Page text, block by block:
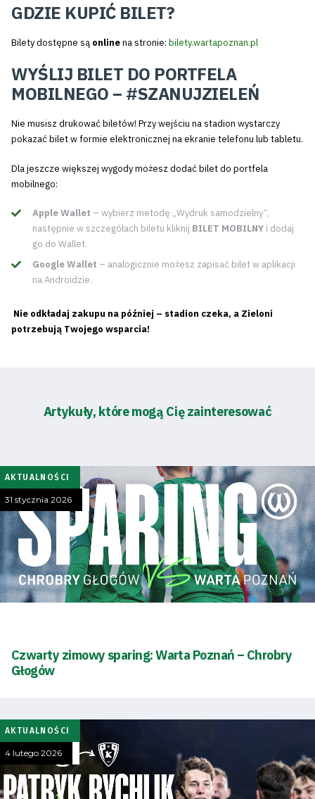
GDZIE KUPIĆ BILET?
Bilety dostępne są onlinena stronie: bilety.wartapoznan.pl
WYŚLIJ BILET DO PORTFELA
MOBILNEGO – #SZANUJZIELEŃ
Nie musisz drukować biletów! Przy wejściu na stadion wystarczy
pokazać bilet w formie elektronicznej na ekranie telefonu lub tabletu.
Dla jeszcze większej wygody możesz dodać bilet do portfela
mobilnego:
Apple Wallet – wybierz metodę „Wydruk samodzielny”,
następnie w szczegółach biletu kliknij BILET MOBILNY i dodaj
go do Wallet.
Google Wallet – analogicznie możesz zapisać bilet w aplikacji
na Androidzie.
Nie odkładaj zakupu na później – stadion czeka, a Zieloni
potrzebują Twojego wsparcia!
Artykuły, które mogą Cię zainteresować
AKTUALNOŚCI
31 stycznia 2026
Czwarty zimowy sparing: Warta Poznań – Chrobry
Głogów
AKTUALNOŚCI
4 lutego 2026